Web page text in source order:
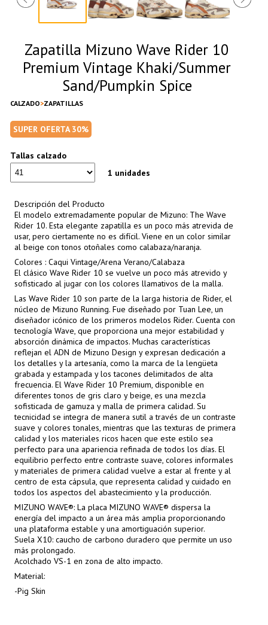
Zapatilla Mizuno Wave Rider 10
Premium Vintage Khaki/Summer
Sand/Pumpkin Spice
CALZADO ZAPATILLAS
SUPER OFERTA 30%
Tallas calzado
1 unidades
Descripción del Producto
El modelo extremadamente popular de Mizuno: The Wave
Rider 10. Esta elegante zapatilla es un poco más atrevida de
usar, pero ciertamente no es difícil. Viene en un color similar
al beige con tonos otoñales como calabaza/naranja.
Colores : Caqui Vintage/Arena Verano/Calabaza
El clásico Wave Rider 10 se vuelve un poco más atrevido y
sofisticado al jugar con los colores llamativos de la malla.
Las Wave Rider 10 son parte de la larga historia de Rider, el
núcleo de Mizuno Running. Fue diseñado por Tuan Lee, un
diseñador icónico de los primeros modelos Rider. Cuenta con
tecnología Wave, que proporciona una mejor estabilidad y
absorción dinámica de impactos. Muchas características
reflejan el ADN de Mizuno Design y expresan dedicación a
los detalles y la artesanía, como la marca de la lengüeta
grabada y estampada y los tacones delimitados de alta
frecuencia. El Wave Rider 10 Premium, disponible en
diferentes tonos de gris claro y beige, es una mezcla
sofisticada de gamuza y malla de primera calidad. Su
tecnicidad se integra de manera sutil a través de un contraste
suave y colores tonales, mientras que las texturas de primera
calidad y los materiales ricos hacen que este estilo sea
perfecto para una apariencia refinada de todos los días. El
equilibrio perfecto entre contraste suave, colores informales
y materiales de primera calidad vuelve a estar al frente y al
centro de esta cápsula, que representa calidad y cuidado en
todos los aspectos del abastecimiento y la producción.
MIZUNO WAVE®: La placa MIZUNO WAVE® dispersa la
energía del impacto a un área más amplia proporcionando
una plataforma estable y una amortiguación superior.
Suela X10: caucho de carbono duradero que permite un uso
más prolongado.
Acolchado VS-1 en zona de alto impacto.
Material:
-Pig Skin